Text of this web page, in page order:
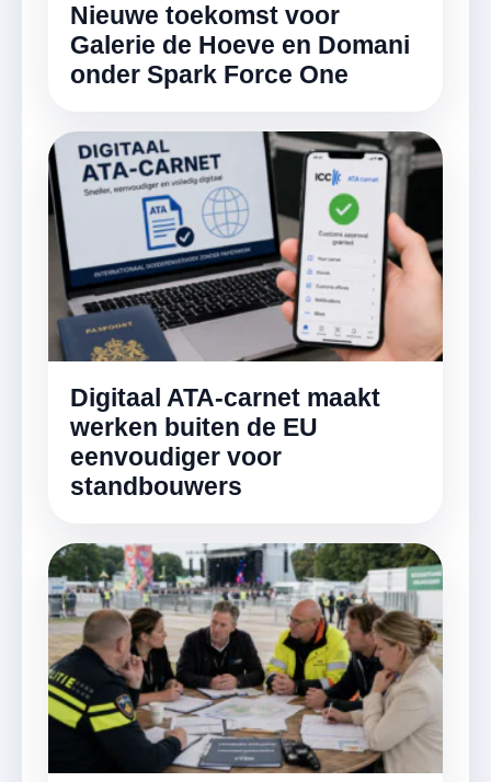
Nieuwe toekomst voor
Galerie de Hoeve en Domani
onder Spark Force One
Digitaal ATA-carnet maakt
werken buiten de EU
eenvoudiger voor
standbouwers